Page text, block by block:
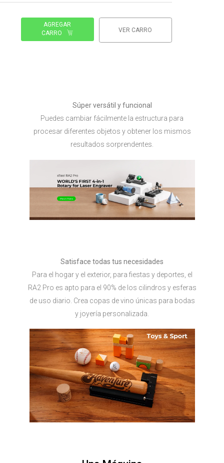
AGREGAR
CARRO
VER CARRO
Súper versátil y funcional
Puedes cambiar fácilmente la estructura para
procesar diferentes objetos y obtener los mismos
resultados sorprendentes.
Satisface todas tus necesidades
Para el hogar y el exterior, para fiestas y deportes, el
RA2 Pro es apto para el 90% de los cilindros y esferas
de uso diario. Crea copas de vino únicas para bodas
y joyería personalizada.